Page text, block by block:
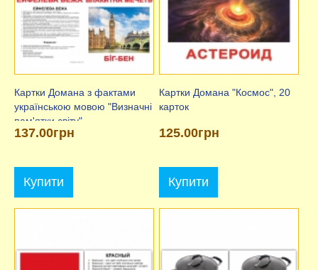
Картки Домана з фактами
українською мовою "Визначні
пам'ятки світу"
137.00грн
Купити
Картки Домана "Космос", 20
карток
125.00грн
Купити